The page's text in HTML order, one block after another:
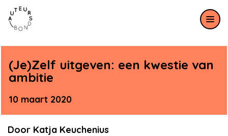
Meteen naar de content
(Je)Zelf uitgeven: een kwestie van
ambitie
10 maart 2020
Door Katja Keuchenius